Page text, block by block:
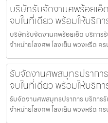
บริษัทรับจัดงานศพร้อยเ
จบในที่เดียว พร้อมให้บริก
บริษัทรับจัดงานศพร้อยเอ็ด บริกา
จำหน่ายโลงศพ โลงเย็น พวงหรีด ค
รับจัดงานศพสมุทรปราก
จบในที่เดียว พร้อมให้บริก
รับจัดงานศพสมุทรปราการ บริกา
จำหน่ายโลงศพ โลงเย็น พวงหรีด ค